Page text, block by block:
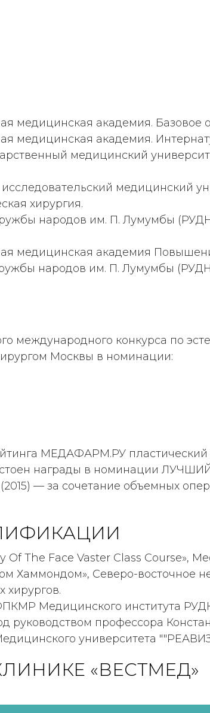
медицинская академия. Базовое
медицинская академия.
медицинский
медицинский
хирургия.
народов им. П. Лумумбы
медицинская академия
народов им. П. Лумумбы
международного конкурса по
Москвы в номинации:
МЕДАФАРМ.РУ
награды в номинации
— за сочетание объемных
Of The Face Vaster Class Course»,
Хаммондом», Северо-восточное
хирургов.
Медицинского института
руководством профессора
университета
«ВЕСТМЕД»